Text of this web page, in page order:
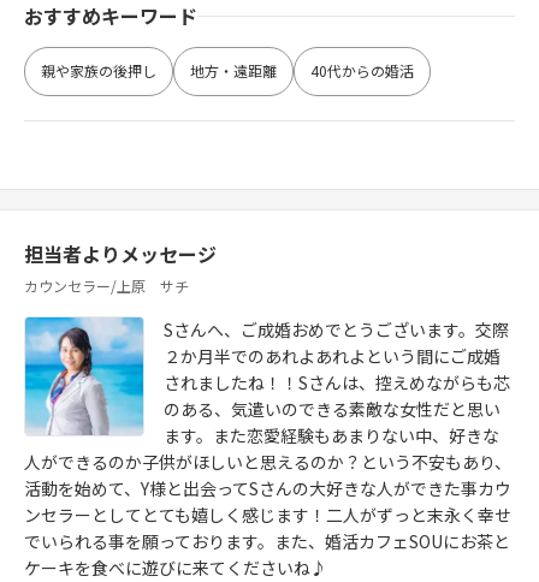
おすすめキーワード
親や家族の後押し 地方・遠距離 40代からの婚活
担当者よりメッセージ
カウンセラー/上原 サチ
Sさんへ、ご成婚おめでとうございます。交際
２か月半でのあれよあれよという間にご成婚
されましたね！！Sさんは、控えめながらも芯
のある、気遣いのできる素敵な女性だと思い
ます。また恋愛経験もあまりない中、好きな
人ができるのか子供がほしいと思えるのか？という不安もあり、
活動を始めて、Y様と出会ってSさんの大好きな人ができた事カウ
ンセラーとしてとても嬉しく感じます！二人がずっと末永く幸せ
でいられる事を願っております。また、婚活カフェSOUにお茶と
ケーキを食べに遊びに来てくださいね♪